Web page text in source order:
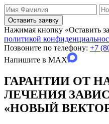
Оставить заявку
Нажимая кнопку «Оставить
политикой
Позвоните по телефону: +7
Напишите в MAX
ГАРАНТИИ ОТ
ЛЕЧЕНИЯ
«НОВЫЙ